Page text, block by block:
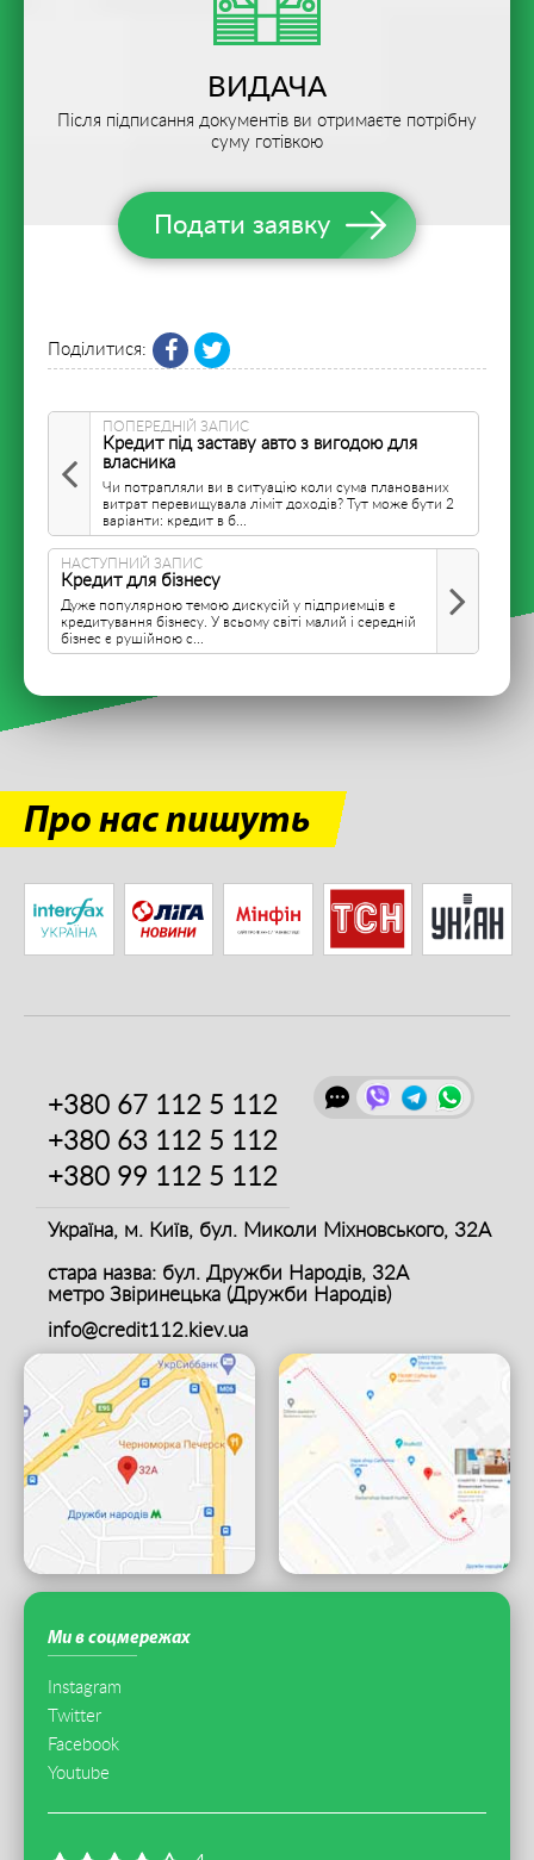
ВИДАЧА
Після підписання документів ви отримаєте потрібну
суму готівкою
Подати заявку
Поділитися:
ПОПЕРЕДНІЙ ЗАПИС
Кредит під заставу авто з вигодою для
власника
Чи потрапляли ви в ситуацію коли сума планованих
витрат перевищувала ліміт доходів? Тут може бути 2
варіанти: кредит в б...
НАСТУПНИЙ ЗАПИС
Кредит для бізнесу
Дуже популярною темою дискусій у підприємців є
кредитування бізнесу. У всьому світі малий і середній
бізнес є рушійною с...
Про нас пишуть
+380 67 112 5 112
+380 63 112 5 112
+380 99 112 5 112
Україна, м. Київ, бул. Миколи Міхновського, 32А
стара назва: бул. Дружби Народів, 32А
метро Звіринецька (Дружби Народів)
info@credit112.kiev.ua
Ми в соцмережах
Instagram
Twitter
Facebook
Youtube